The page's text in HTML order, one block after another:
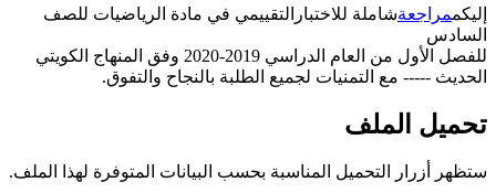
إليكممراجعةشاملة للاختبارالتقييمي في مادة الرياضيات للصف
السادس
للفصل الأول من العام الدراسي 2019-2020 وفق المنهاج الكويتي
الحديث ----- مع التمنيات لجميع الطلبة بالنجاح والتفوق.
تحميل الملف
ستظهر أزرار التحميل المناسبة بحسب البيانات المتوفرة لهذا الملف.